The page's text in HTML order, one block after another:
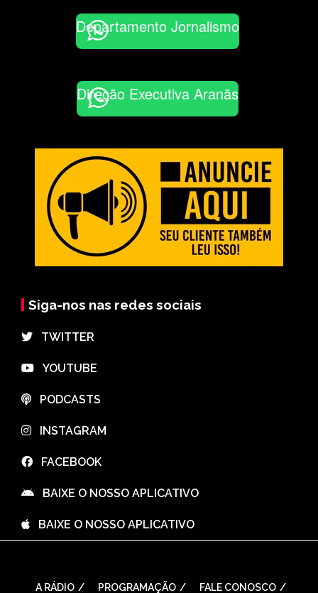
Departamento Jornalismo
Direção Executiva Aranãs
Siga-nos nas redes sociais
⠀TWITTER
⠀YOUTUBE
⠀PODCASTS
⠀INSTAGRAM
⠀FACEBOOK
⠀BAIXE O NOSSO APLICATIVO
⠀BAIXE O NOSSO APLICATIVO
A RÁDIO PROGRAMAÇÃO FALE CONOSCO